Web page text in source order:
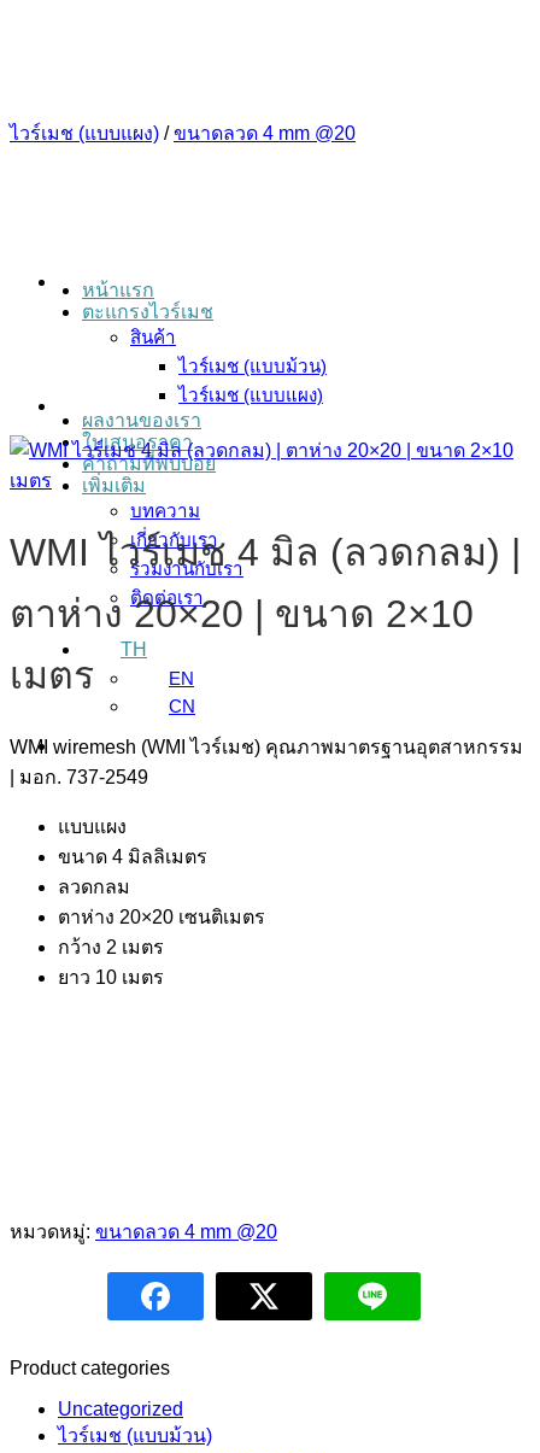
หน้าแรก
ตะแกรงไวร์เมช
สินค้า
ไวร์เมช (แบบม้วน)
ไวร์เมช (แบบแผง)
ผลงานของเรา
ใบเสนอราคา
คำถามที่พบบ่อย
เพิ่มเติม
บทความ
เกี่ยวกับเรา
ร่วมงานกับเรา
ติดต่อเรา
TH
EN
CN
ไวร์เมช (แบบแผง) / ขนาดลวด 4 mm @20
WMI ไวร์เมช 4 มิล (ลวดกลม) |
ตาห่าง 20×20 | ขนาด 2×10
เมตร
WMI wiremesh (WMI ไวร์เมช) คุณภาพมาตรฐานอุตสาหกรรม
| มอก. 737-2549
แบบแผง
ขนาด 4 มิลลิเมตร
ลวดกลม
ตาห่าง 20×20 เซนติเมตร
กว้าง 2 เมตร
ยาว 10 เมตร
หมวดหมู่: ขนาดลวด 4 mm @20
Product categories
Uncategorized
ไวร์เมช (แบบม้วน)